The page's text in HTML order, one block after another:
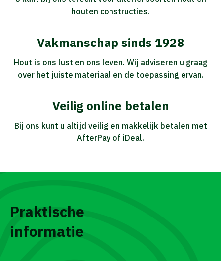
houten constructies.
Vakmanschap sinds 1928
Hout is ons lust en ons leven. Wij adviseren u graag
over het juiste materiaal en de toepassing ervan.
Veilig online betalen
Bij ons kunt u altijd veilig en makkelijk betalen met
AfterPay of iDeal.
Praktische
informatie